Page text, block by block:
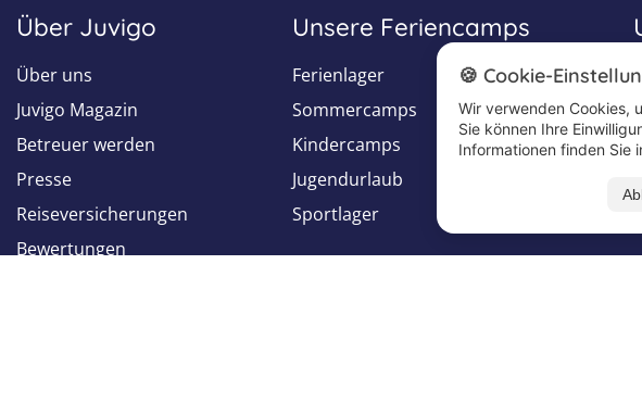
Über Juvigo
Über uns
Juvigo Magazin
Betreuer werden
Presse
Reiseversicherungen
Bewertungen
Unsere Feriencamps
Ferienlager
Sommercamps
Kindercamps
Jugendurlaub
Sportlager
🍪 Cookie-
Wir verwenden Cookies,
Sie können Ihre
Informationen finden Sie